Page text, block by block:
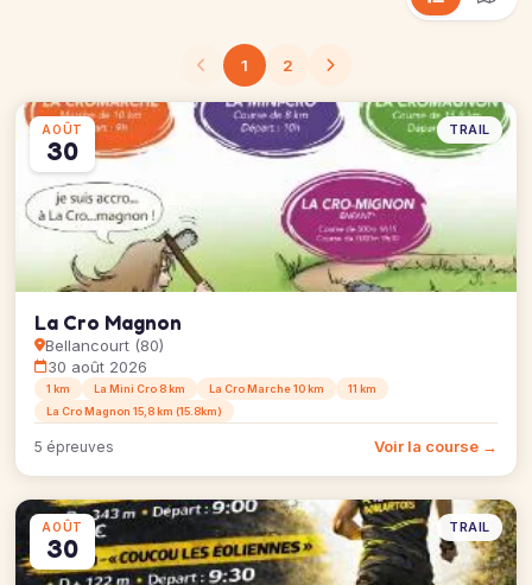
1 2
AOÛT
30
TRAIL
La Cro Magnon
Bellancourt (80)
30 août 2026
1 km La Mini Cro 8 km La Cro Marche 10 km
11 km
La Cro Magnon 15,8 km (15.8km)
5 épreuves Voir la course →
AOÛT
30
TRAIL